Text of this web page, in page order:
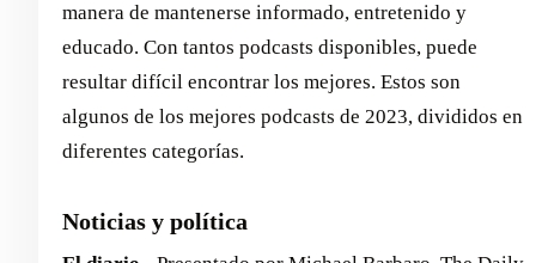
manera de mantenerse informado, entretenido y
educado. Con tantos podcasts disponibles, puede
resultar difícil encontrar los mejores. Estos son
algunos de los mejores podcasts de 2023, divididos en
diferentes categorías.
Noticias y política